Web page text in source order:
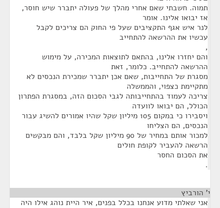
תמוה. חשבתי שאם אחרי מהלך של פעולה יתברר שיש חוסר,
אז יבואו אלינו. אומר
לנר איש אגף התקציבים שעל פי החוק הם צריכים לקבל
עכשיו את ההרשאה להתחייב
,
והם יחזרו אלינו, בהתאם לתוצאות המכירה, על מימוש
ההרשאה להתחייב. כלומר, זאת
מסגרת של התחייבות, שאם אכן יתברר שמכירת הנכסים לא
מתקיימת כצפוי, והממשלה
צריכה לעמוד בהתחייבותה לגבי הסכום הזה, במסגרת הפתרון
הכולל, הם יבואו לוועדה
ויסבירו כי במקום 105 מיליון שקל שהיו אמורים להשיג עבור
הנכסים, הם הצליחו
למכור אותם במחיר של 90 מיליון שקל בלבד, והם מבקשים
הרשאה להעביר לקופת חולים
את הסכום החסר
.
י' הורביץ
אני שאלתי מדוע אנחנו בכלל בפנים, איר היית נוהג אילו היה